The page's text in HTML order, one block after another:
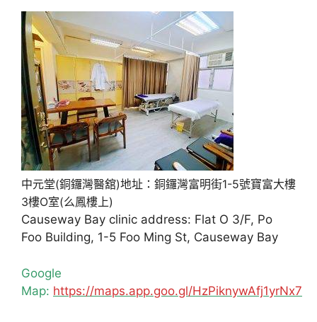
中元堂(銅鑼灣醫舘)地址：銅鑼灣富明街1-5號寶富大樓
3樓O室(么鳳樓上)
Causeway Bay clinic address: Flat O 3/F, Po
Foo Building, 1-5 Foo Ming St, Causeway Bay
Google
Map: https://maps.app.goo.gl/HzPiknywAfj1yrNx7